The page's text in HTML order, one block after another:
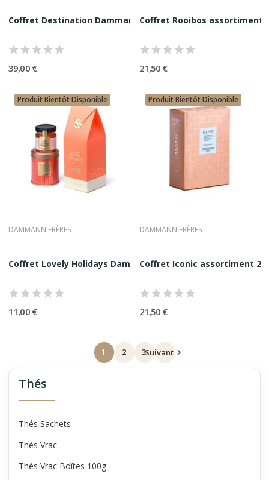
Thés
Thés Sachets
Thés Vrac
Thés Vrac Boîtes 100g
Coffret Destination Dammann Frères | 3 boites +...
39,00 €
Coffret Rooibos assortiment
21,50 €
Produit Bientôt Disponible
DAMMANN FRÈRES
Coffret Lovely Holidays Dammann Frères 1 Thé +1...
11,00 €
Produit Bientôt Disponible
DAMMANN FRÈRES
Coffret Iconic assortiment 20
21,50 €
1 2 3Suivant